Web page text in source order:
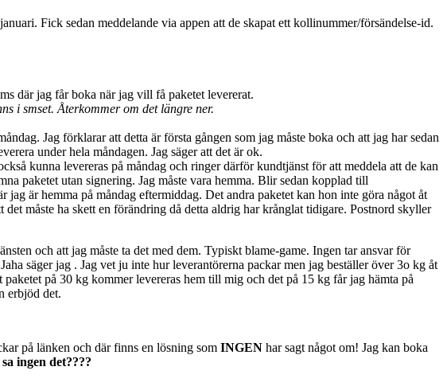
Fick sedan meddelande via appen att de skapat ett kollinummer/försändelse-id.
där jag får boka när jag vill få paketet levererat.
i smset. Återkommer om det längre ner.
Jag förklarar att detta är första gången som jag måste boka och att jag har sedan
under hela måndagen. Jag säger att det är ok.
kunna levereras på måndag och ringer därför kundtjänst för att meddela att de kan
paketet utan signering. Jag måste vara hemma. Blir sedan kopplad till
är hemma på måndag eftermiddag. Det andra paketet kan hon inte göra något åt
måste ha skett en förändring då detta aldrig har krånglat tidigare. Postnord skyller
och att jag måste ta det med dem. Typiskt blame-game. Ingen tar ansvar för
säger jag . Jag vet ju inte hur leverantörerna packar men jag beställer över 3o kg åt
på 30 kg kommer levereras hem till mig och det på 15 kg får jag hämta på
erbjöd det.
på länken och där finns en lösning som INGEN har sagt något om! Jag kan boka
ingen det????